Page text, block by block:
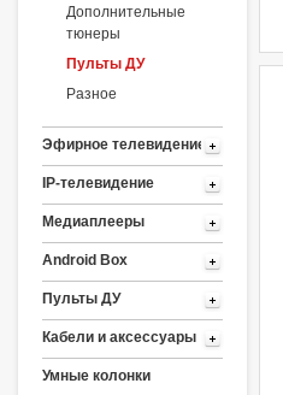
Дополнительные
тюнеры
Пульты ДУ
Разное
Эфирное телевидение
IP-телевидение
Медиаплееры
Android Box
Пульты ДУ
Кабели и аксессуары
Умные колонки